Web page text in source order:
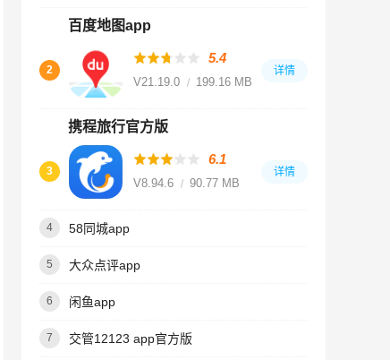
百度地图app
2
5.4
V21.19.0 199.16 MB
详情
携程旅行官方版
3
6.1
V8.94.6 90.77 MB
详情
4 58同城app
5 大众点评app
6 闲鱼app
7 交管12123 app官方版